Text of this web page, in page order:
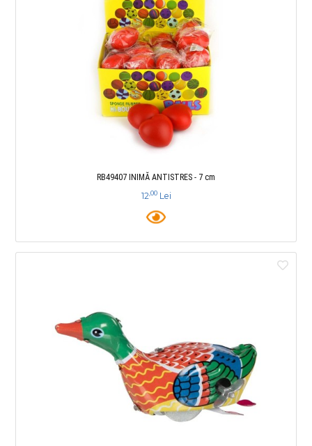
RB49407 INIMĂ ANTISTRES - 7 cm
12,00Lei